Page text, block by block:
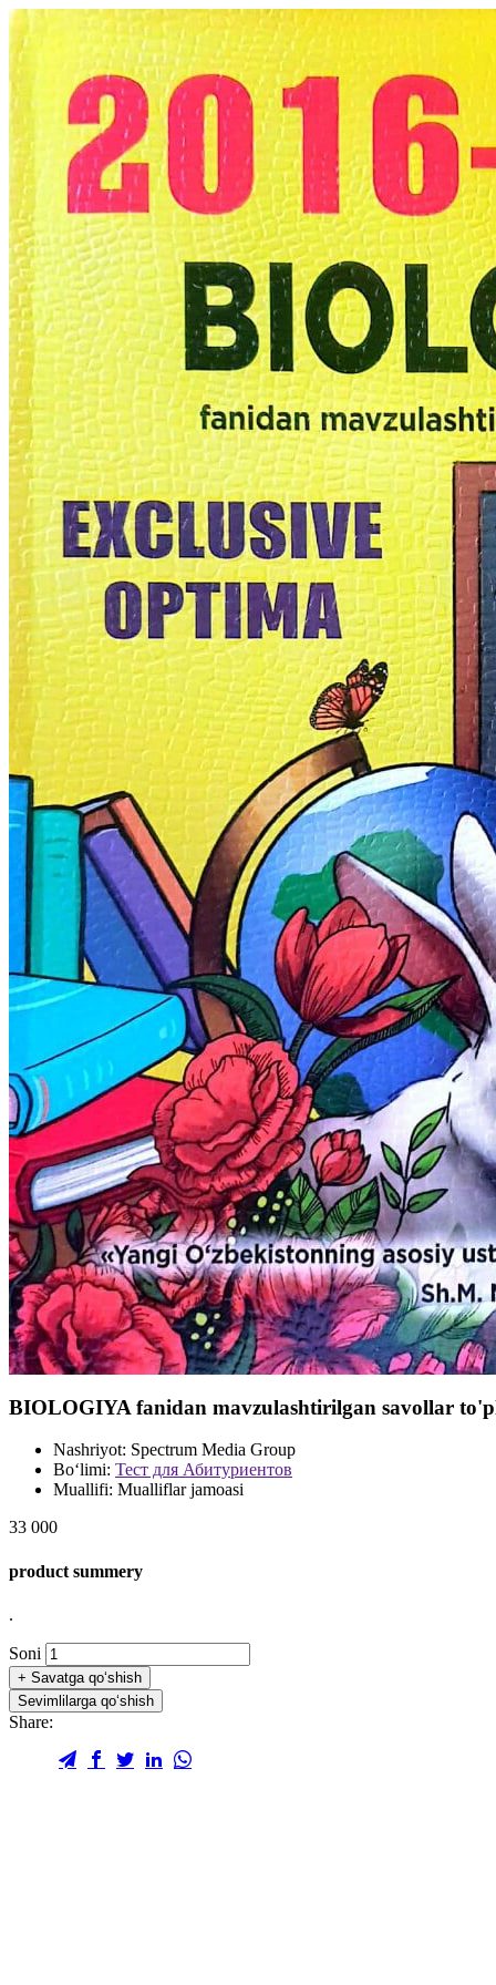
BIOLOGIYA fanidan mavzulashtirilgan savollar
Nashriyot: Spectrum Media Group
Bo‘limi: Тест для Абитуриентов
Muallifi: Mualliflar jamoasi
33 000
product summery
.
Soni
+ Savatga qo‘shish
Sevimlilarga qo‘shish
Share: